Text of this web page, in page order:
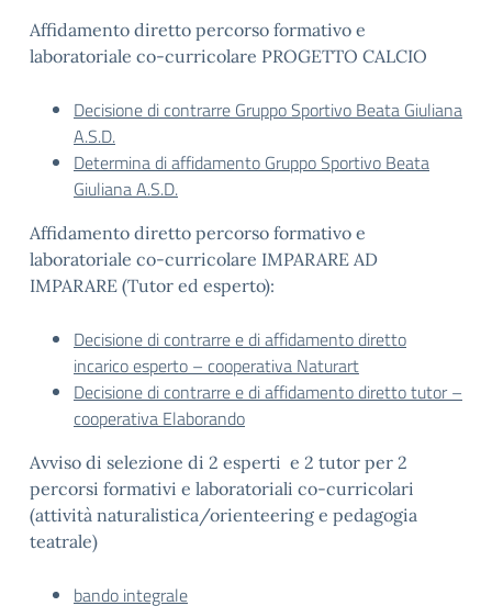
Affidamento diretto percorso formativo e
laboratoriale co-curricolare PROGETTO CALCIO
Decisione di contrarre Gruppo Sportivo Beata Giuliana
A.S.D.
Determina di affidamento Gruppo Sportivo Beata
Giuliana A.S.D.
Affidamento diretto percorso formativo e
laboratoriale co-curricolare IMPARARE AD
IMPARARE (Tutor ed esperto):
Decisione di contrarre e di affidamento diretto
incarico esperto – cooperativa Naturart
Decisione di contrarre e di affidamento diretto tutor –
cooperativa Elaborando
Avviso di selezione di 2 esperti e 2 tutor per 2
percorsi formativi e laboratoriali co-curricolari
(attività naturalistica/orienteering e pedagogia
teatrale)
bando integrale